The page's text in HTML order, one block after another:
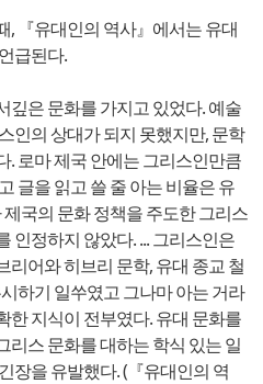
, 『유대인의 역사』에서는 유대
급된다.
깊은 문화를 가지고 있었다. 예술
인의 상대가 되지 못했지만, 문학
. 로마 제국 안에는 그리스인만큼
글을 읽고 쓸 줄 아는 비율은 유
국의 문화 정책을 주도한 그리스
인정하지 않았다. ... 그리스인은
어와 히브리 문학, 유대 종교 철
하기 일쑤였고 그나마 아는 거라
한 지식이 전부였다. 유대 문화를
리스 문화를 대하는 학식 있는 일
장을 유발했다. (『유대인의 역